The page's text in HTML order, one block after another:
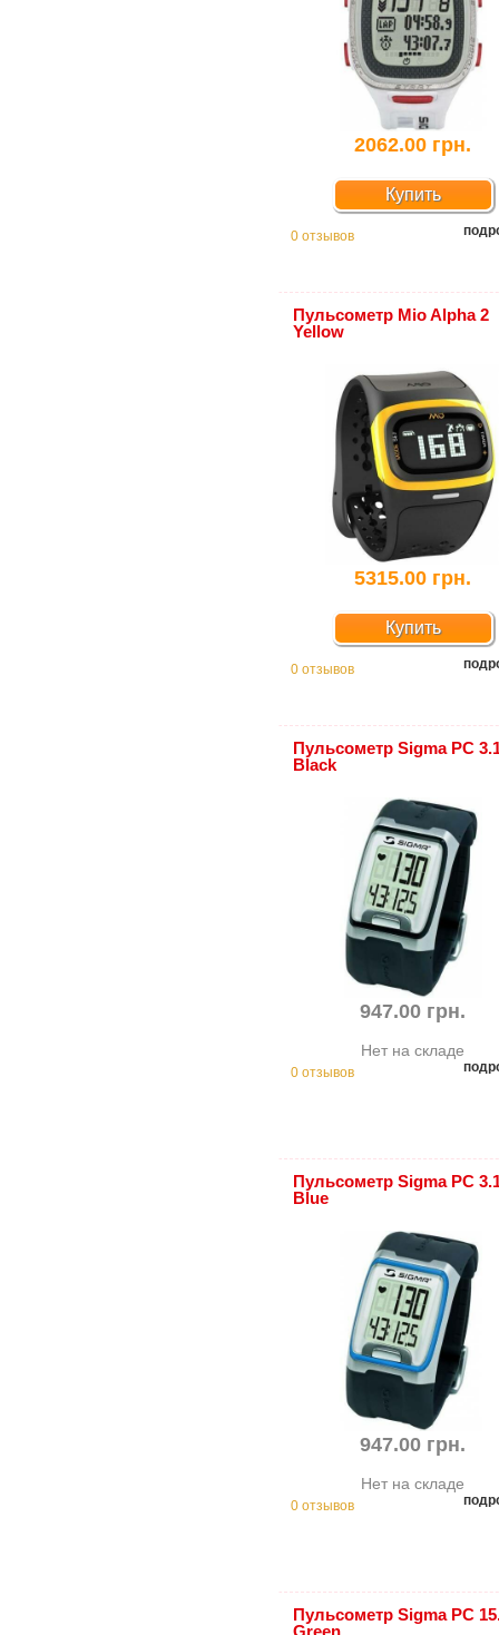
2062.00 грн.
Купить
0 отзывов
Пульсометр Mio Alpha 2
Yellow
5315.00 грн.
Купить
0 отзывов
Пульсометр Sigma PC
Black
947.00 грн.
Нет на складе
0 отзывов
Пульсометр Sigma PC
Blue
947.00 грн.
Нет на складе
0 отзывов
Пульсометр Sigma PC
Green